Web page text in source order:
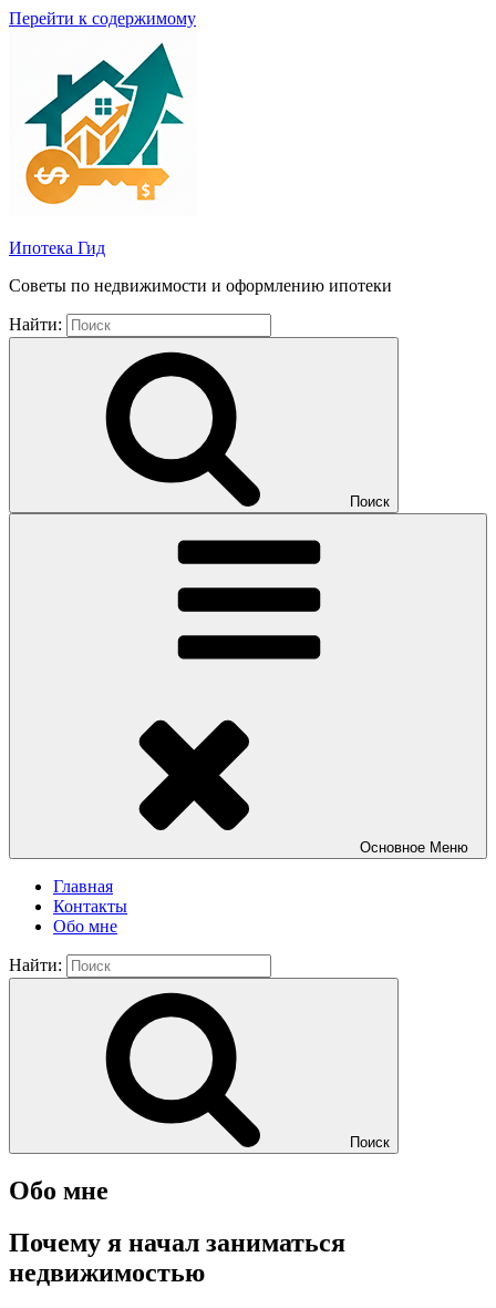
Перейти к содержимому
Ипотека Гид
Советы по недвижимости и оформлению ипотеки
Найти:
Поиск
Основное Меню
Главная
Контакты
Обо мне
Найти:
Поиск
Обо мне
Почему я начал заниматься
недвижимостью